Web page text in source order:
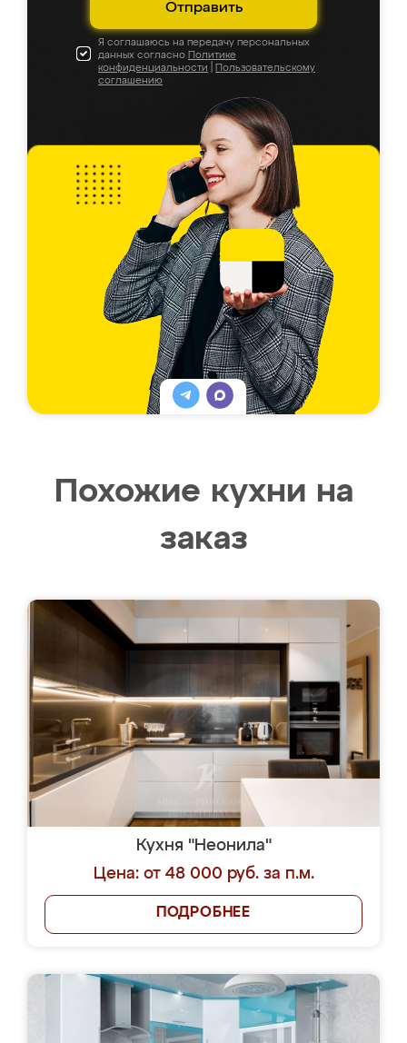
Отправить
Я соглашаюсь на передачу персональных
данных согласно Политике
конфиденциальности
Пользовательскому
соглашению
Похожие кухни на
заказ
Кухня "Неонила"
Цена: от 48 000 руб. за п.м.
ПОДРОБНЕЕ